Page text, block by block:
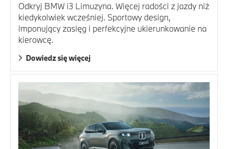
Odkryj BMW i3 Limuzyna. Więcej radości z jazdy niż
kiedykolwiek wcześniej. Sportowy design,
imponujący zasięg i perfekcyjne ukierunkowanie na
kierowcę.
Dowiedz się więcej